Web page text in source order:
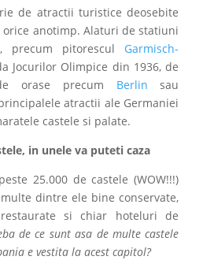
de atractii turistice deosebite
anotimp. Alaturi de statiuni
precum pitorescul Garmisch-
Jocurilor Olimpice din 1936, de
orase precum Berlin sau
atractii ale Germaniei
castele si palate.
in unele va puteti caza
25.000 de castele (WOW!!!)
dintre ele bine conservate,
si chiar hoteluri de
de ce sunt asa de multe castele
e vestita la acest capitol?